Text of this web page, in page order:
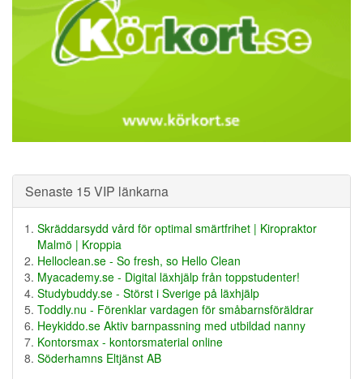
Senaste 15 VIP länkarna
Skräddarsydd vård för optimal smärtfrihet | Kiropraktor
Malmö | Kroppia
Helloclean.se - So fresh, so Hello Clean
Myacademy.se - Digital läxhjälp från toppstudenter!
Studybuddy.se - Störst i Sverige på läxhjälp
Toddly.nu - Förenklar vardagen för småbarnsföräldrar
Heykiddo.se Aktiv barnpassning med utbildad nanny
Kontorsmax - kontorsmaterial online
Söderhamns Eltjänst AB